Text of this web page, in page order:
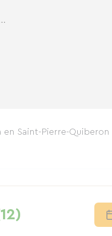
Saint-Pierre-Quiberon